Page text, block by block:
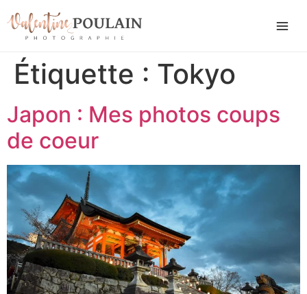
Étiquette : Tokyo
Japon : Mes photos coups
de coeur